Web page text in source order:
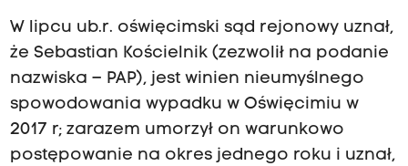
W lipcu ub.r. oświęcimski sąd rejonowy uznał,
że Sebastian Kościelnik (zezwolił na podanie
nazwiska – PAP), jest winien nieumyślnego
spowodowania wypadku w Oświęcimiu w
2017 r; zarazem umorzył on warunkowo
postępowanie na okres jednego roku i uznał,